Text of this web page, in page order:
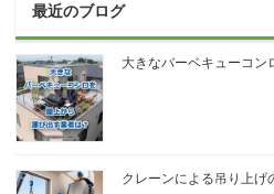
最近のブログ
大きなバーベキューコン
クレーンによる吊り上げ